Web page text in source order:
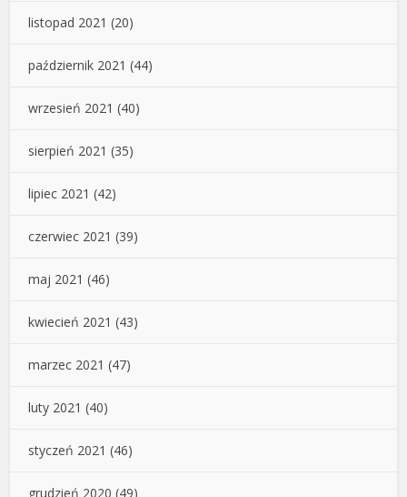
listopad 2021 (20)
październik 2021 (44)
wrzesień 2021 (40)
sierpień 2021 (35)
lipiec 2021 (42)
czerwiec 2021 (39)
maj 2021 (46)
kwiecień 2021 (43)
marzec 2021 (47)
luty 2021 (40)
styczeń 2021 (46)
grudzień 2020 (49)